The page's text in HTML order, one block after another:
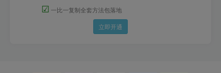
☑ 一比一复制全套方法包落地
立即开通